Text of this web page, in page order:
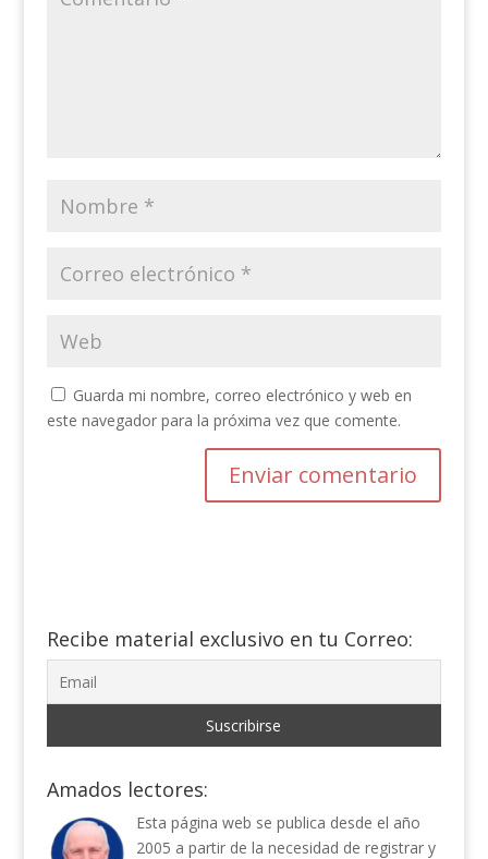
Guarda mi nombre, correo electrónico y web en
este navegador para la próxima vez que comente.
Recibe material exclusivo en tu Correo:
Amados lectores:
Esta página web se publica desde el año
2005 a partir de la necesidad de registrar y